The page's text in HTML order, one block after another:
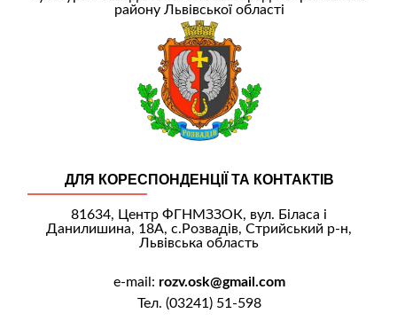
району Львівської області
ДЛЯ КОРЕСПОНДЕНЦІЇ ТА КОНТАКТІВ
81634, Центр ФГНМЗЗОК, вул. Біласа і
Данилишина, 18А, с.Розвадів, Стрийський р-н,
Львівська область
e-mail: rozv.osk@gmail.com
Тел. (03241) 51-598